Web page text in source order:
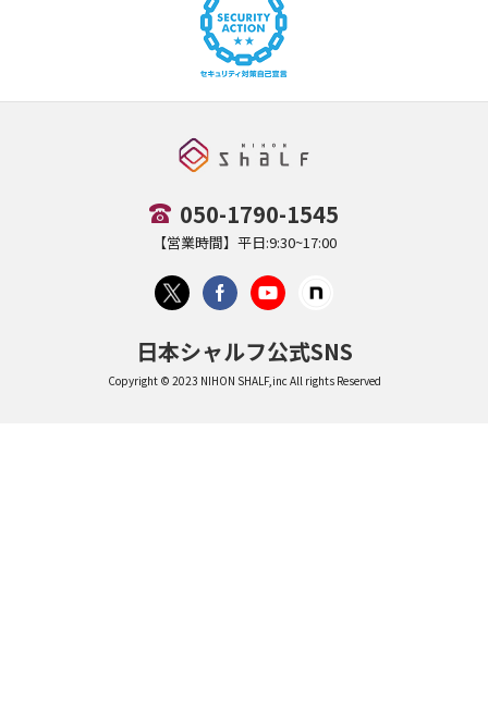
050-1790-1545
【営業時間】平日:9:30~17:00
日本シャルフ公式SNS
Copyright © 2023 NIHON SHALF,inc All rights Reserved